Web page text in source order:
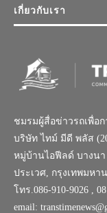
เกี่ยวกับเรา
ชมรมผู้สื่อข่าวรถเพื่อ
บริษัท ไทม์ มีดี พลัส
หมู่บ้านไอฟีลด์ บางนา
ประเวศ, กรุงเทพมหา
โทร.086-910-9026 ,
email: